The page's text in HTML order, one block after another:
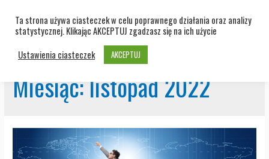
Miesiąc:listopad 2022
Ta strona używa ciasteczek w celu poprawnego działania oraz analizy
statystycznej. Klikając AKCEPTUJ zgadzasz się na ich użycie
Ustawienia ciasteczek
AKCEPTUJ